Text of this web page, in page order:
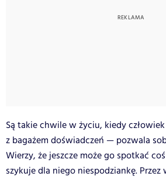
Są takie chwile w życiu, kiedy
z bagażem doświadczeń — pozwala
Wierzy, że jeszcze może go spotkać
szykuje dla niego niespodziankę. Przez